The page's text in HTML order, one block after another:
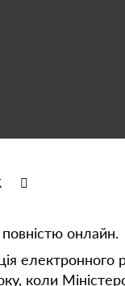
онлайн.
електронного
коли